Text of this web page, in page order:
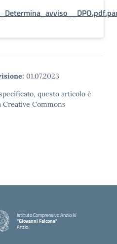
01.07.2023
questo articolo è
Commons
Istituto Comprensivo Anzio IV
"Giovanni Falcone"
Anzio